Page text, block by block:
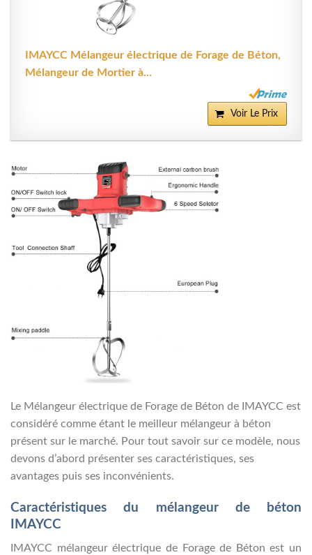
IMAYCC Mélangeur électrique de Forage de Béton,
Mélangeur de Mortier à...
Voir Le Prix
Le Mélangeur électrique de Forage de Béton de IMAYCC est
considéré comme étant le meilleur mélangeur à béton
présent sur le marché. Pour tout savoir sur ce modèle, nous
devons d’abord présenter ses caractéristiques, ses
avantages puis ses inconvénients.
Caractéristiques du mélangeur de béton
IMAYCC
IMAYCC mélangeur électrique de Forage de Béton est un